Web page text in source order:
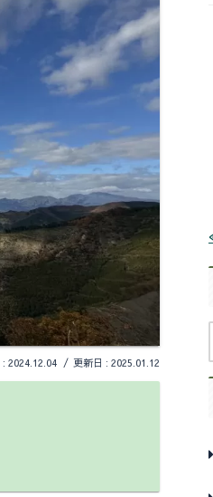
2024.12.04 2025.01.12